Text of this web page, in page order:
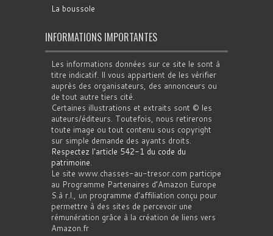
La boussole
INFORMATIONS IMPORTANTES
Les informations données sur ce site le sont à
titre indicatif. Il vous appartient de les vérifier
auprès des organisateurs, des annonceurs ou
de tout autre tiers cité.
Certaines illustrations et extraits sont © les
auteurs/éditeurs. Toutefois, nous retirerons
toute image ou tout contenu sous copyright
sur simple demande des ayants droits.
Respectez l'article 542-1 du code du
patrimoine.
Le site www.chasses-au-tresor.com participe
au Programme Partenaires d’Amazon Europe
S.à r.l., un programme d’affiliation conçu pour
permettre à des sites de percevoir une
rémunération grâce à la création de liens vers
Amazon.fr